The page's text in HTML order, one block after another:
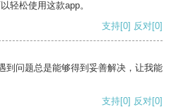
轻松使用这款app。
支持[0] 反对[0]
到问题总是能够得到妥善解决，让我能
支持[0] 反对[0]